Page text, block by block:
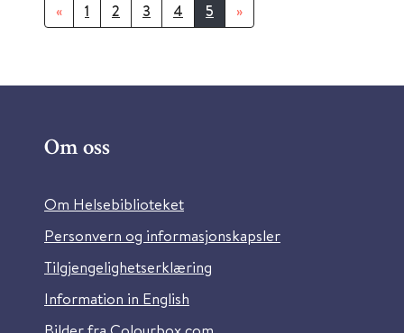
« 1 2 3 4 5 »
Om oss
Om Helsebiblioteket
Personvern og informasjonskapsler
Tilgjengelighetserklæring
Information in English